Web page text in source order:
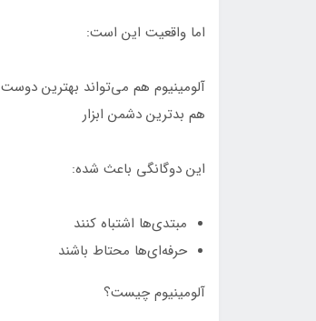
اما واقعیت این است:
آلومینیوم هم می‌تواند بهترین دوست CNC باشد
هم بدترین دشمن ابزار
این دوگانگی باعث شده:
مبتدی‌ها اشتباه کنند
حرفه‌ای‌ها محتاط باشند
آلومینیوم چیست؟